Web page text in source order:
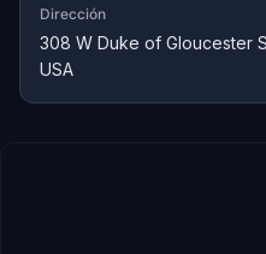
Dirección
308 W Duke of Gloucester
USA